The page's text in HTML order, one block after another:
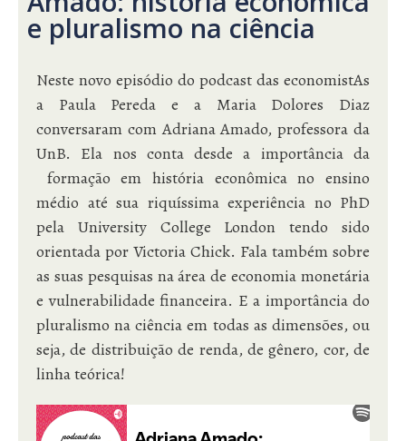
e pluralismo na ciência
Neste novo episódio do podcast das economistAs
a Paula Pereda e a Maria Dolores Diaz
conversaram com Adriana Amado, professora da
UnB. Ela nos conta desde a importância da
formação em história econômica no ensino
médio até sua riquíssima experiência no PhD
pela University College London tendo sido
orientada por Victoria Chick. Fala também sobre
as suas pesquisas na área de economia monetária
e vulnerabilidade financeira. E a importância do
pluralismo na ciência em todas as dimensões, ou
seja, de distribuição de renda, de gênero, cor, de
linha teórica!